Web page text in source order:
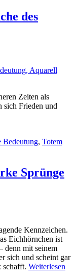
des
Zeiten als
sich Frieden und
Bedeutung, Totem
Sprünge
Kennzeichen.
Eichhörnchen ist
denn mit seinem
sich und scheint gar
schafft. Weiterlesen